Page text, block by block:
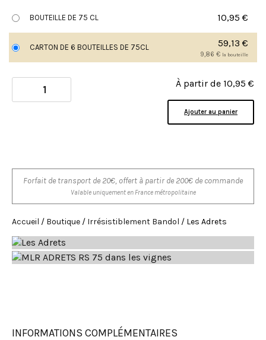
BOUTEILLE DE 75 CL 10,95 €
CARTON DE 6 BOUTEILLES DE 75CL 59,13 €
9,86 € la bouteille
À partir de 10,95 €
Ajouter au panier
Forfait de transport de 20€, offert à partir de 200€ de commande
Valable uniquement en France métropolitaine
Accueil / Boutique / Irrésistiblement Bandol / Les Adrets
INFORMATIONS COMPLÉMENTAIRES